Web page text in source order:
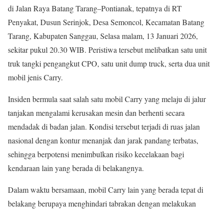
di Jalan Raya Batang Tarang–Pontianak, tepatnya di RT
Penyakat, Dusun Serinjok, Desa Semoncol, Kecamatan Batang
Tarang, Kabupaten Sanggau, Selasa malam, 13 Januari 2026,
sekitar pukul 20.30 WIB. Peristiwa tersebut melibatkan satu unit
truk tangki pengangkut CPO, satu unit dump truck, serta dua unit
mobil jenis Carry.
Insiden bermula saat salah satu mobil Carry yang melaju di jalur
tanjakan mengalami kerusakan mesin dan berhenti secara
mendadak di badan jalan. Kondisi tersebut terjadi di ruas jalan
nasional dengan kontur menanjak dan jarak pandang terbatas,
sehingga berpotensi menimbulkan risiko kecelakaan bagi
kendaraan lain yang berada di belakangnya.
Dalam waktu bersamaan, mobil Carry lain yang berada tepat di
belakang berupaya menghindari tabrakan dengan melakukan